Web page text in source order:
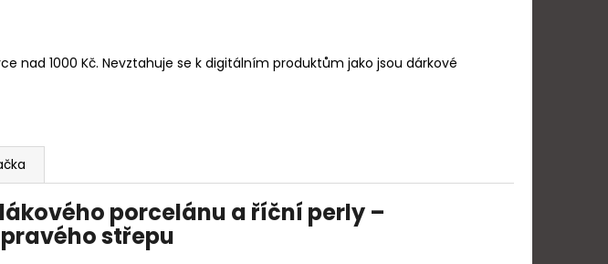
nad 1000 Kč. Nevztahuje se k digitálním produktům jako jsou dárkové
porcelánu a říční perly –
střepu